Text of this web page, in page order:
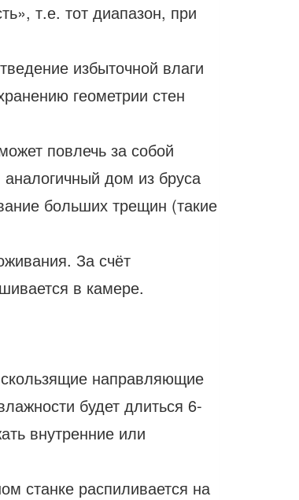
т.е. тот диапазон, при
избыточной влаги
геометрии стен
повлечь за собой
дом из бруса
больших трещин (такие
За счёт
в камере.
направляющие
будет длиться 6-
внутренние или
станке распиливается на